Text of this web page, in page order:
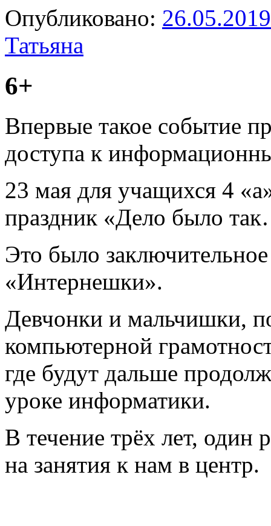
Опубликовано: 26.05.2019
Татьяна
6+
Впервые такое событие
доступа к
23 мая для учащихся 4
праздник «Дело было
Это было заключительное
«Интернешки».
Девчонки и мальчишки,
компьютерной
где будут дальше
уроке информатики.
В течение трёх лет, один
на занятия к нам в центр.